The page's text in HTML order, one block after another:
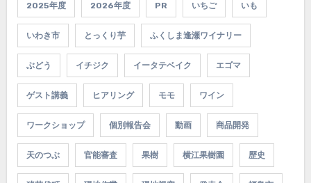
2025年度 2026年度 PR いちご いも
いわき市 とっくり芋 ふくしま逢瀬ワイナリー
ぶどう イチジク イータテベイク エゴマ
ゲスト講義 ヒアリング モモ ワイン
ワークショップ 個別報告会 動画 商品開発
天のつぶ 官能審査 果樹 横江果樹園 歴史